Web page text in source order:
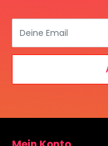
Deine Email